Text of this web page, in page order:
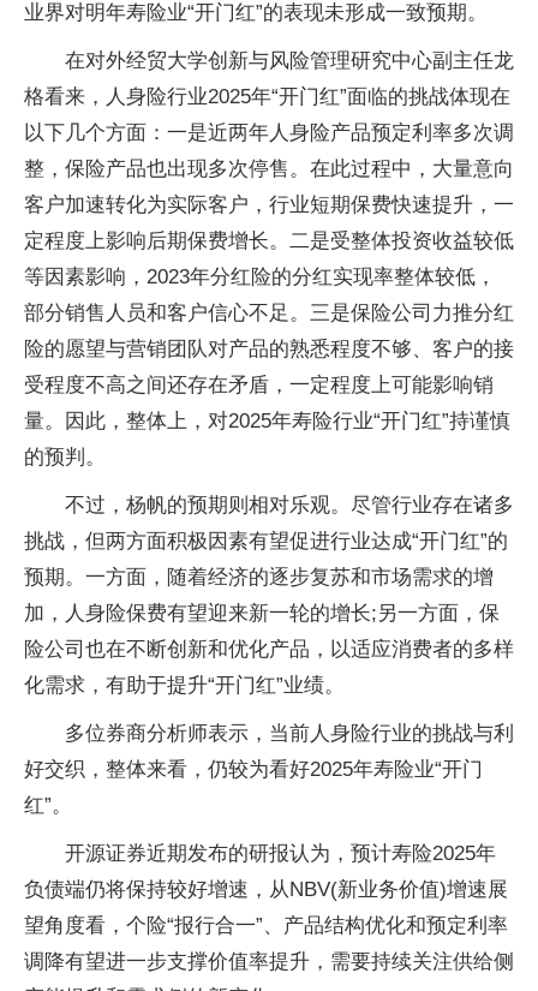
业界对明年寿险业“开门红”的表现未形成一致预期。
在对外经贸大学创新与风险管理研究中心副主任龙
格看来，人身险行业2025年“开门红”面临的挑战体现在
以下几个方面：一是近两年人身险产品预定利率多次调
整，保险产品也出现多次停售。在此过程中，大量意向
客户加速转化为实际客户，行业短期保费快速提升，一
定程度上影响后期保费增长。二是受整体投资收益较低
等因素影响，2023年分红险的分红实现率整体较低，
部分销售人员和客户信心不足。三是保险公司力推分红
险的愿望与营销团队对产品的熟悉程度不够、客户的接
受程度不高之间还存在矛盾，一定程度上可能影响销
量。因此，整体上，对2025年寿险行业“开门红”持谨慎
的预判。
不过，杨帆的预期则相对乐观。尽管行业存在诸多
挑战，但两方面积极因素有望促进行业达成“开门红”的
预期。一方面，随着经济的逐步复苏和市场需求的增
加，人身险保费有望迎来新一轮的增长;另一方面，保
险公司也在不断创新和优化产品，以适应消费者的多样
化需求，有助于提升“开门红”业绩。
多位券商分析师表示，当前人身险行业的挑战与利
好交织，整体来看，仍较为看好2025年寿险业“开门
红”。
开源证券近期发布的研报认为，预计寿险2025年
负债端仍将保持较好增速，从NBV(新业务价值)增速展
望角度看，个险“报行合一”、产品结构优化和预定利率
调降有望进一步支撑价值率提升，需要持续关注供给侧